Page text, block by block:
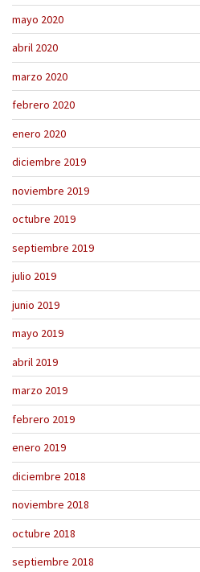
mayo 2020
abril 2020
marzo 2020
febrero 2020
enero 2020
diciembre 2019
noviembre 2019
octubre 2019
septiembre 2019
julio 2019
junio 2019
mayo 2019
abril 2019
marzo 2019
febrero 2019
enero 2019
diciembre 2018
noviembre 2018
octubre 2018
septiembre 2018